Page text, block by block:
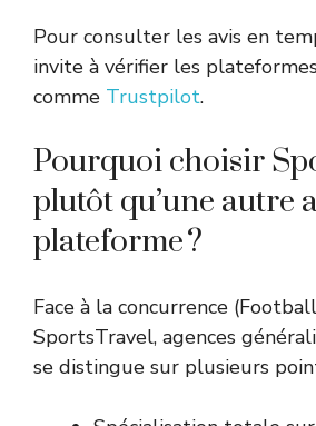
Pour consulter les avis en
invite à vérifier les
comme Trustpilot.
Pourquoi choisir
plutôt qu’une autre
plateforme ?
Face à la concurrence
SportsTravel, agences
se distingue sur plusieurs